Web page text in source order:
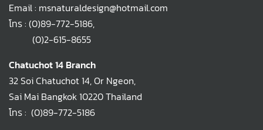
Email : msnaturaldesign@hotmail.com
โทร : (0)89-772-5186,
(0)2-615-8655
Chatuchot 14 Branch
32 Soi Chatuchot 14, Or Ngeon,
Sai Mai Bangkok 10220 Thailand
โทร : (0)89-772-5186